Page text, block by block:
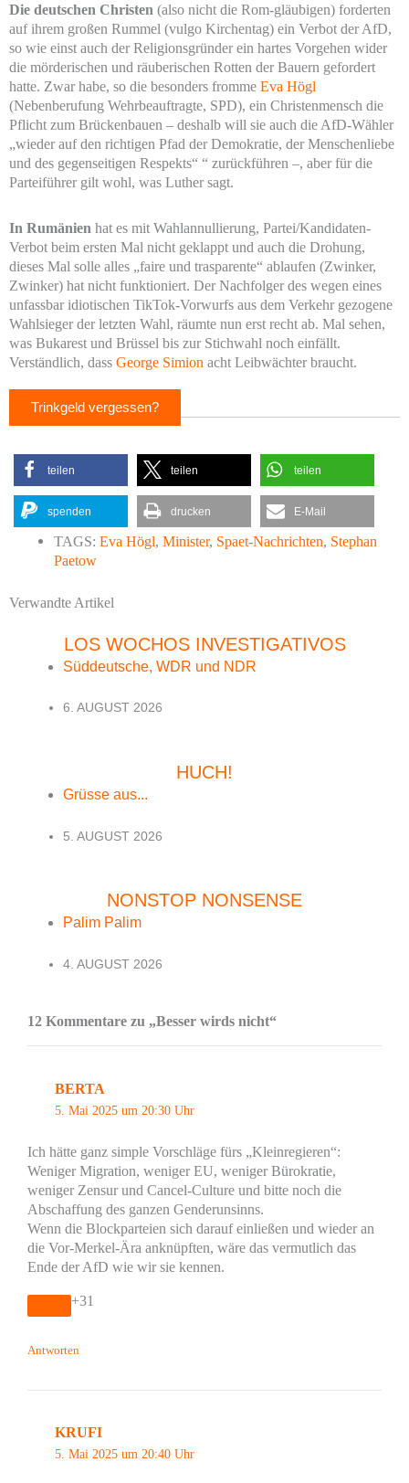
Die deutschen Christen (also nicht die Rom-gläubigen) forderten
auf ihrem großen Rummel (vulgo Kirchentag) ein Verbot der AfD,
so wie einst auch der Religionsgründer ein hartes Vorgehen wider
die mörderischen und räuberischen Rotten der Bauern gefordert
hatte. Zwar habe, so die besonders fromme Eva Högl
(Nebenberufung Wehrbeauftragte, SPD), ein Christenmensch die
Pflicht zum Brückenbauen – deshalb will sie auch die AfD-Wähler
„wieder auf den richtigen Pfad der Demokratie, der Menschenliebe
und des gegenseitigen Respekts“ “ zurückführen –, aber für die
Parteiführer gilt wohl, was Luther sagt.
In Rumänien hat es mit Wahlannullierung, Partei/Kandidaten-
Verbot beim ersten Mal nicht geklappt und auch die Drohung,
dieses Mal solle alles „faire und trasparente“ ablaufen (Zwinker,
Zwinker) hat nicht funktioniert. Der Nachfolger des wegen eines
unfassbar idiotischen TikTok-Vorwurfs aus dem Verkehr gezogene
Wahlsieger der letzten Wahl, räumte nun erst recht ab. Mal sehen,
was Bukarest und Brüssel bis zur Stichwahl noch einfällt.
Verständlich, dass George Simion acht Leibwächter braucht.
Trinkgeld vergessen?
teilen teilen teilen
spenden drucken E-Mail
TAGS:Eva Högl,Minister, Spaet-Nachrichten, Stephan
Paetow
Verwandte Artikel
LOS WOCHOS INVESTIGATIVOS
Süddeutsche, WDR und NDR
6. AUGUST 2026
HUCH!
Grüsse aus...
5. AUGUST 2026
NONSTOP NONSENSE
Palim Palim
4. AUGUST 2026
12 Kommentare zu „Besser wirds nicht“
BERTA
5. Mai 2025 um 20:30 Uhr
Ich hätte ganz simple Vorschläge fürs „Kleinregieren“:
Weniger Migration, weniger EU, weniger Bürokratie,
weniger Zensur und Cancel-Culture und bitte noch die
Abschaffung des ganzen Genderunsinns.
Wenn die Blockparteien sich darauf einließen und wieder an
die Vor-Merkel-Ära anknüpften, wäre das vermutlich das
Ende der AfD wie wir sie kennen.
+31
Antworten
KRUFI
5. Mai 2025 um 20:40 Uhr